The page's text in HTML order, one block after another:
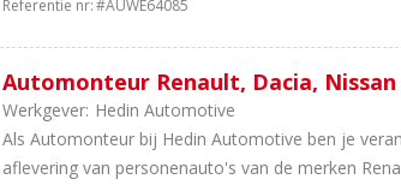
Referentie nr:#AUWE64085
Automonteur Renault, Dacia,
Werkgever: Hedin Automotive
Als Automonteur bij Hedin Automotive ben je
aflevering van personenauto's van de merken